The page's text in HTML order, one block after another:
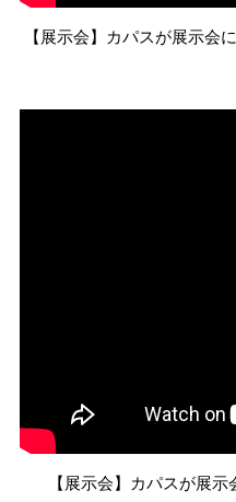
【展示会】カパスが展示
【展示会】カパスが展